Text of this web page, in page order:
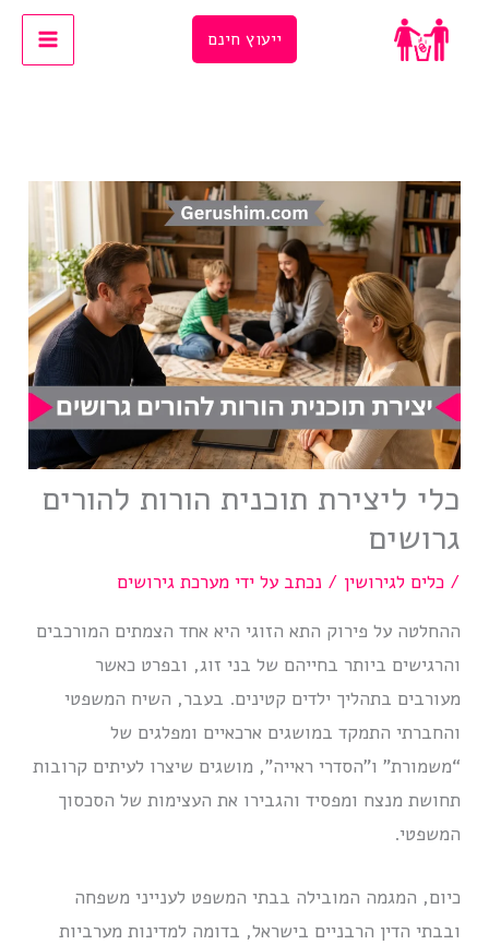
ייעוץ חינם
כלי ליצירת תוכנית הורות להורים
גרושים
/כלים לגירושין / נכתב על ידימערכת גירושים
ההחלטה על פירוק התא הזוגי היא אחד הצמתים המורכבים
והרגישים ביותר בחייהם של בני זוג, ובפרט כאשר
מעורבים בתהליך ילדים קטינים. בעבר, השיח המשפטי
והחברתי התמקד במושגים ארכאיים ומפלגים של
“משמורת” ו”הסדרי ראייה”, מושגים שיצרו לעיתים קרובות
תחושת מנצח ומפסיד והגבירו את העצימות של הסכסוך
המשפטי.
כיום, המגמה המובילה בבתי המשפט לענייני משפחה
ובבתי הדין הרבניים בישראל, בדומה למדינות מערביות